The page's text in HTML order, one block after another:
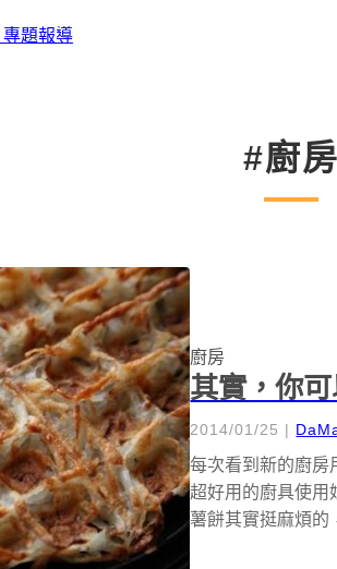
專題報導
#廚房
廚房
其實，你
2014/01/25 |
每次看到新的廚房
超好用的廚具使用
薯餅其實挺麻煩的